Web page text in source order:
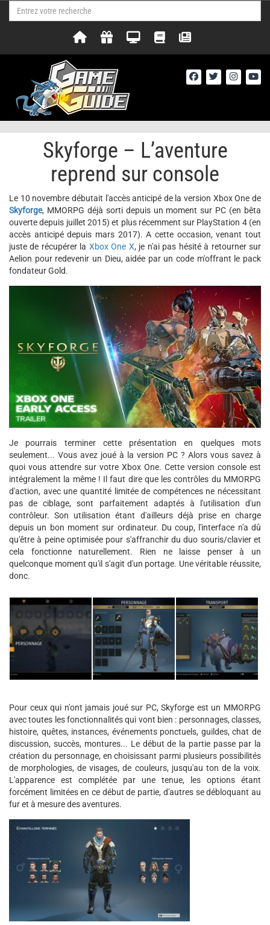
Skyforge – L’aventure
reprend sur console
Le 10 novembre débutait l'accès anticipé de la version Xbox One de
Skyforge, MMORPG déjà sorti depuis un moment sur PC (en bêta
ouverte depuis juillet 2015) et plus récemment sur PlayStation 4 (en
accès anticipé depuis mars 2017). A cette occasion, venant tout
juste de récupérer la Xbox One X, je n'ai pas hésité à retourner sur
Aelion pour redevenir un Dieu, aidée par un code m'offrant le pack
fondateur Gold.
Je pourrais terminer cette présentation en quelques mots
seulement... Vous avez joué à la version PC ? Alors vous savez à
quoi vous attendre sur votre Xbox One. Cette version console est
intégralement la même ! Il faut dire que les contrôles du MMORPG
d'action, avec une quantité limitée de compétences ne nécessitant
pas de ciblage, sont parfaitement adaptés à l'utilisation d'un
contrôleur. Son utilisation étant d'ailleurs déjà prise en charge
depuis un bon moment sur ordinateur. Du coup, l'interface n'a dû
qu'être à peine optimisée pour s'affranchir du duo souris/clavier et
cela fonctionne naturellement. Rien ne laisse penser à un
quelconque moment qu'il s'agit d'un portage. Une véritable réussite,
donc.
Pour ceux qui n'ont jamais joué sur PC, Skyforge est un MMORPG
avec toutes les fonctionnalités qui vont bien : personnages, classes,
histoire, quêtes, instances, événements ponctuels, guildes, chat de
discussion, succès, montures... Le début de la partie passe par la
création du personnage, en choisissant parmi plusieurs possibilités
de morphologies, de visages, de couleurs, jusqu'au ton de la voix.
L'apparence est complétée par une tenue, les options étant
forcément limitées en ce début de partie, d'autres se débloquant au
fur et à mesure des aventures.